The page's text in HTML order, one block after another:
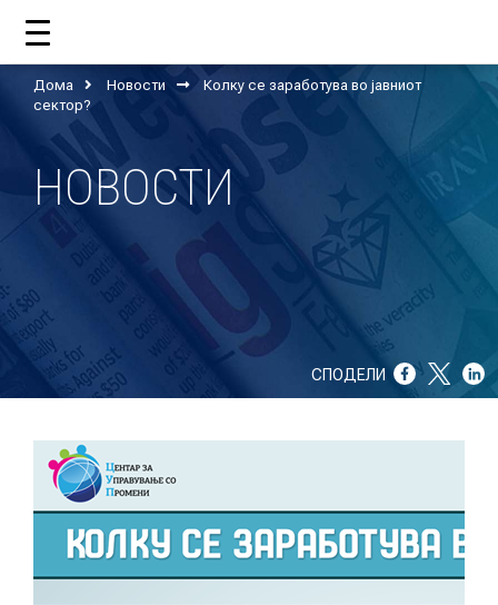
ДОМА
ЗА НАС
ШТО РАБОТИ ЦУП?
НАШИОТ ТИМ
НАШИ ПОДДРЖУВАЧИ
ГОДИШНИ ИЗВЕШТАИ
ИСО 9001
ЕВОЛВ
НОВОСТИ
Дома Новости
Колку се заработува во јавниот
сектор?
НОВОСТИ
СПОДЕЛИ